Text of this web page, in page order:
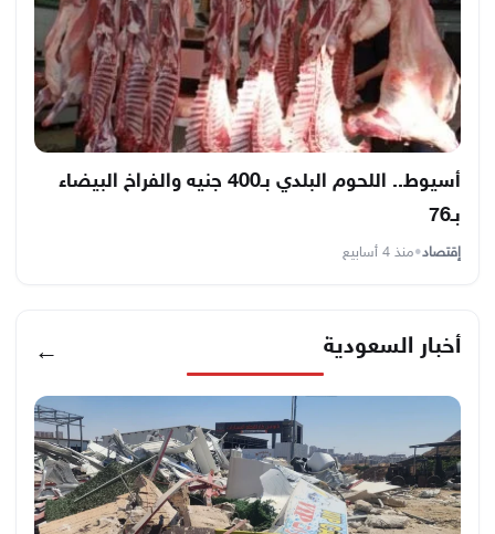
أسيوط.. اللحوم البلدي بـ400 جنيه والفراخ البيضاء
بـ76
إقتصاد•منذ 4 أسابيع
أخبار السعودية ←